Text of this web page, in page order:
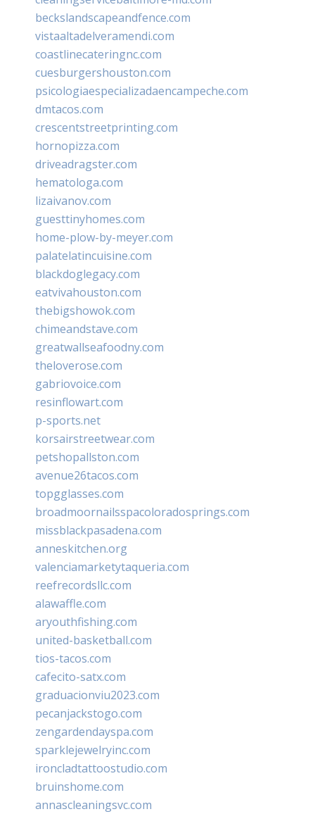
beckslandscapeandfence.com
vistaaltadelveramendi.com
coastlinecateringnc.com
cuesburgershouston.com
psicologiaespecializadaencampeche.com
dmtacos.com
crescentstreetprinting.com
hornopizza.com
driveadragster.com
hematologa.com
lizaivanov.com
guesttinyhomes.com
home-plow-by-meyer.com
palatelatincuisine.com
blackdoglegacy.com
eatvivahouston.com
thebigshowok.com
chimeandstave.com
greatwallseafoodny.com
theloverose.com
gabriovoice.com
resinflowart.com
p-sports.net
korsairstreetwear.com
petshopallston.com
avenue26tacos.com
topgglasses.com
broadmoornailsspacoloradosprings.com
missblackpasadena.com
anneskitchen.org
valenciamarketytaqueria.com
reefrecordsllc.com
alawaffle.com
aryouthfishing.com
united-basketball.com
tios-tacos.com
cafecito-satx.com
graduacionviu2023.com
pecanjackstogo.com
zengardendayspa.com
sparklejewelryinc.com
ironcladtattoostudio.com
bruinshome.com
annascleaningsvc.com